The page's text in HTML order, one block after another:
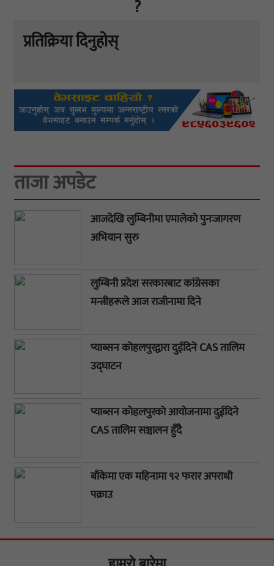
?
प्रतिक्रिया दिनुहोस्
ताजा अपडेट
आजदेखि लुम्बिनीमा एमालेको पुनःजागरण
अभियान सुरु
लुम्बिनी प्रदेश सरकारबाट कांग्रेसका
मन्त्रीहरूले आज राजीनामा दिने
प्याब्सन कोहलपुरद्वारा दुईदिने CAS तालिम
उद्घाटन
प्याब्सन कोहलपुरको आयोजनामा दुईदिने
CAS तालिम सञ्चालन हुँदै
बाँकेमा एक महिनामा ९२ फरार अपराधी
पक्राउ